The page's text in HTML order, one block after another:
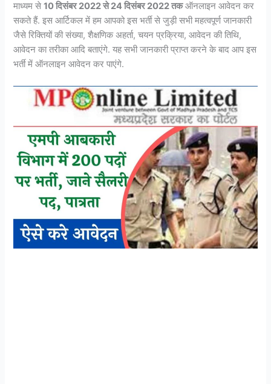
माध्यम से10 दिसंबर 2022 से 24 दिसंबर 2022 तकऑनलाइन आवेदन कर
सकते हैं. इस आर्टिकल में हम आपको इस भर्ती से जुड़ी सभी महत्वपूर्ण जानकारी
जैसे रिक्तियों की संख्या, शैक्षणिक अहर्ता, चयन प्रक्रिया, आवेदन की तिथि,
आवेदन का तरीका आदि बताएंगे. यह सभी जानकारी प्राप्त करने के बाद आप इस
भर्ती में ऑनलाइन आवेदन कर पाएंगे.